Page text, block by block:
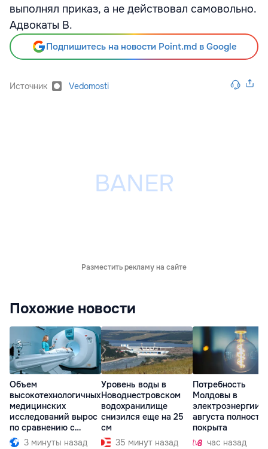
выполнял приказ, а не действовал самовольно.
Адвокаты В.
Подпишитесь на новости Point.md в Google
Источник Vedomosti
Разместить рекламу на сайте
Похожие новости
Объем
высокотехнологичных
медицинских
исследований вырос
по сравнению с
прошлым годом
3 минуты назад
Уровень воды в
Новоднестровском
водохранилище
снизился еще на 25
см
35 минут назад
Потребность
Молдовы в
электроэнергии
августа
покрыта
час назад